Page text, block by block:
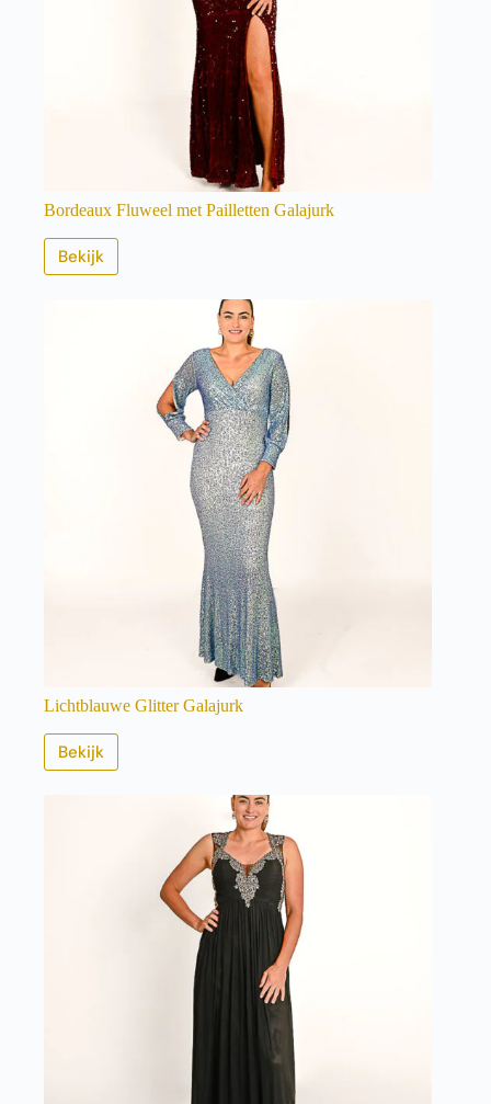
Bordeaux Fluweel met Pailletten Galajurk
Bekijk
Lichtblauwe Glitter Galajurk
Bekijk